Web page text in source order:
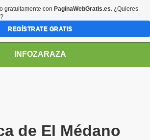
INFOZARAZA
de El Médano
gratuitamente con PaginaWebGratis.es. ¿Quieres
REGÍSTRATE GRATIS